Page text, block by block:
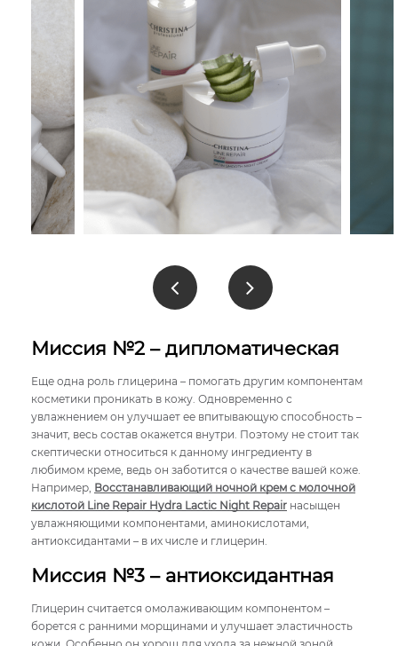
Миссия №2 – дипломатическая
Еще одна роль глицерина – помогать другим компонентам
косметики проникать в кожу. Одновременно с
увлажнением он улучшает ее впитывающую способность –
значит, весь состав окажется внутри. Поэтому не стоит так
скептически относиться к данному ингредиенту в
любимом креме, ведь он заботится о качестве вашей коже.
Например, Восстанавливающий ночной крем с молочной
кислотой Line Repair Hydra Lactic Night Repair насыщен
увлажняющими компонентами, аминокислотами,
антиоксидантами – в их числе и глицерин.
Миссия №3 – антиоксидантная
Глицерин считается омолаживающим компонентом –
борется с ранними морщинами и улучшает эластичность